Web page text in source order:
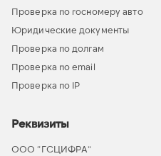
Проверка по госномеру авто
Юридические документы
Проверка по долгам
Проверка по email
Проверка по IP
Реквизиты
ООО “ГСЦИФРА”